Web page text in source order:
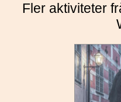
Fler aktiviteter